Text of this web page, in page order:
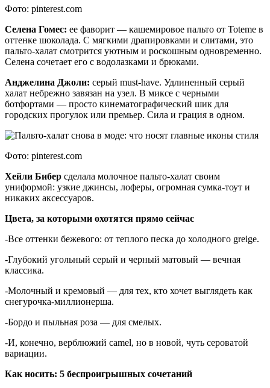
Фото: pinterest.com
Селена Гомес: ее фаворит — кашемировое пальто от Toteme в
оттенке шоколада. С мягкими драпировками и слитами, это
пальто-халат смотрится уютным и роскошным одновременно.
Селена сочетает его с водолазками и брюками.
Анджелина Джоли: серый must-have. Удлиненный серый
халат небрежно завязан на узел. В миксе с черными
ботфортами — просто кинематографический шик для
городских прогулок или премьер. Сила и грация в одном.
Фото: pinterest.com
Хейли Бибер сделала молочное пальто-халат своим
униформой: узкие джинсы, лоферы, огромная сумка-тоут и
никаких аксессуаров.
Цвета, за которыми охотятся прямо сейчас
-Все оттенки бежевого: от теплого песка до холодного greige.
-Глубокий угольный серый и черный матовый — вечная
классика.
-Молочный и кремовый — для тех, кто хочет выглядеть как
снегурочка-миллионерша.
-Бордо и пыльная роза — для смелых.
-И, конечно, верблюжий camel, но в новой, чуть сероватой
вариации.
Как носить: 5 беспроигрышных сочетаний